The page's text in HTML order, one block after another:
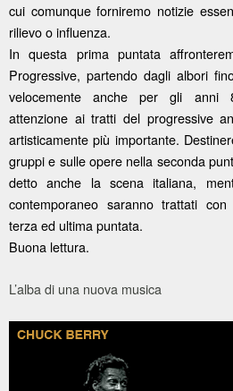
cui comunque forniremo notizie
rilievo o influenza.
In questa prima puntata
Progressive, partendo dagli albori
velocemente anche per gli anni
attenzione ai tratti del progressive
artisticamente più importante.
gruppi e sulle opere nella seconda
detto anche la scena italiana,
contemporaneo saranno trattati
terza ed ultima puntata.
Buona lettura.
L’alba di una nuova musica